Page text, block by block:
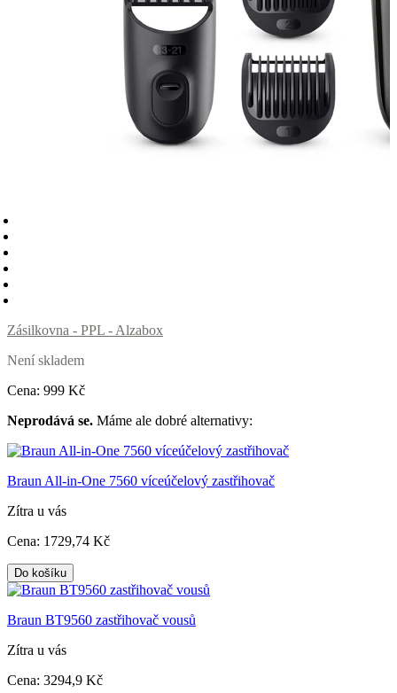
Zásilkovna - PPL - Alzabox
Není skladem
Cena: 999 Kč
Neprodává se. Máme ale dobré alternativy:
Braun All-in-One 7560 víceúčelový zastřihovač
Zítra u vás
Cena: 1729,74 Kč
Do košíku
Braun BT9560 zastřihovač vousů
Zítra u vás
Cena: 3294,9 Kč